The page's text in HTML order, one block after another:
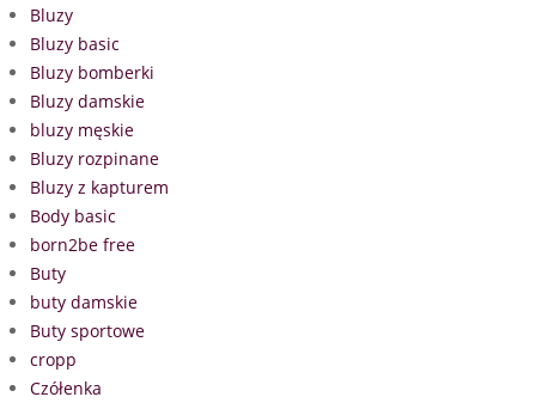
Bluzy
Bluzy basic
Bluzy bomberki
Bluzy damskie
bluzy męskie
Bluzy rozpinane
Bluzy z kapturem
Body basic
born2be free
Buty
buty damskie
Buty sportowe
cropp
Czółenka